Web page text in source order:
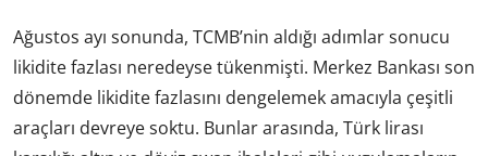
Ağustos ayı sonunda, TCMB’nin aldığı adımlar sonucu
likidite fazlası neredeyse tükenmişti. Merkez Bankası son
dönemde likidite fazlasını dengelemek amacıyla çeşitli
araçları devreye soktu. Bunlar arasında, Türk lirası